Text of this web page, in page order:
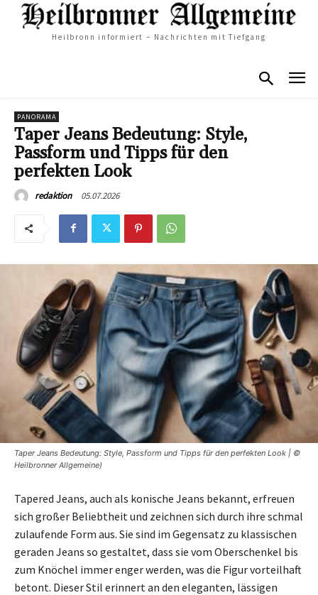
Heilbronn informiert – Nachrichten mit Tiefgang
PANORAMA
Taper Jeans Bedeutung: Style,
Passform und Tipps für den
perfekten Look
redaktion 05.07.2026
Taper Jeans Bedeutung: Style, Passform und Tipps für den perfekten Look | ©
Heilbronner Allgemeine)
Tapered Jeans, auch als konische Jeans bekannt, erfreuen
sich großer Beliebtheit und zeichnen sich durch ihre schmal
zulaufende Form aus. Sie sind im Gegensatz zu klassischen
geraden Jeans so gestaltet, dass sie vom Oberschenkel bis
zum Knöchel immer enger werden, was die Figur vorteilhaft
betont. Dieser Stil erinnert an den eleganten, lässigen